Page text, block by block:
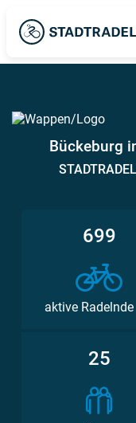
Bückeburg
699
aktive Radelnde
25